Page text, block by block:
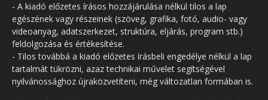
- A kiadó előzetes írásos hozzájárulása nélkül tilos a lap
egészének vagy részeinek (szöveg, grafika, fotó, audio- vagy
videoanyag, adatszerkezet, struktúra, eljárás, program stb.)
feldolgozása és értékesítése.
- Tilos továbbá a kiadó előzetes írásbeli engedélye nélkül a lap
tartalmát tükrözni, azaz technikai művelet segítségével
nyilvánossághoz újraközvetíteni, még változatlan formában is.